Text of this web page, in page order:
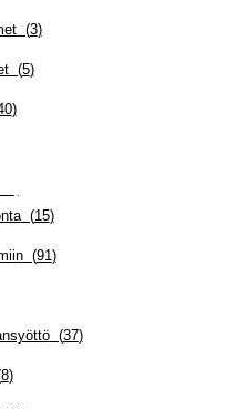
(3)
(5)
)
(15)
(91)
(37)
8)